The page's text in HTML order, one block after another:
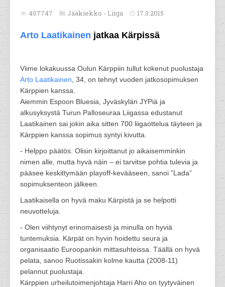
407747 Jääkiekko - Liiga 17.3.2015
Arto Laatikainen jatkaa Kärpissä
Viime lokakuussa Oulun Kärppiin tullut kokenut puolustaja
Arto Laatikainen , 34, on tehnyt vuoden jatkosopimuksen
Kärppien kanssa.
Aiemmin Espoon Bluesia, Jyväskylän JYPiä ja
alkusyksystä Turun Palloseuraa Liigassa edustanut
Laatikainen sai jokin aika sitten 700 liigaottelua täyteen ja
Kärppien kanssa sopimus syntyi kivutta.
- Helppo päätös. Olisin kirjoittanut jo aikaisemminkin
nimen alle, mutta hyvä näin – ei tarvitse pohtia tulevia ja
pääsee keskittymään playoff-kevääseen, sanoi ”Lada”
sopimuksenteon jälkeen.
Laatikaisella on hyvä maku Kärpistä ja se helpotti
neuvotteluja.
- Olen viihtynyt erinomaisesti ja minulla on hyviä
tuntemuksia. Kärpät on hyvin hoidettu seura ja
organisaatio Euroopankin mittasuhteissa. Täällä on hyvä
pelata, sanoo Ruotissakin kolme kautta (2008-11)
pelannut puolustaja.
Kärppien urheilutoimenjohtaja Harri Aho on tyytyväinen